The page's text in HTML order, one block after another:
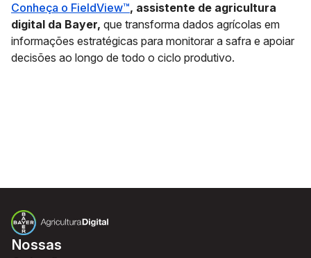
Conheça o FieldView™, assistente de agricultura
digital da Bayer, que transforma dados agrícolas em
informações estratégicas para monitorar a safra e apoiar
decisões ao longo de todo o ciclo produtivo.
Nossas